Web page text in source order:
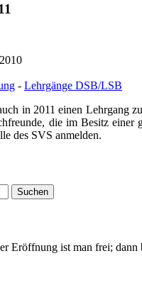
- Lehrgänge DSB/LSB
in 2011 einen Lehrgang
die im Besitz
des SVS anmelden.
Suchen
Eröffnung ist man frei;